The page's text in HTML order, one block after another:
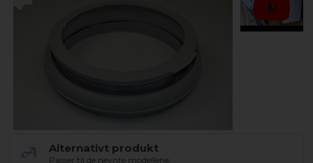
Alternativt produkt
Passer til de nevnte modellene.